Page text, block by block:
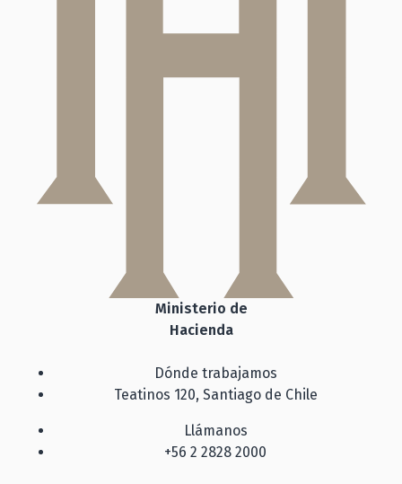
Ministerio de
Hacienda
Dónde trabajamos
Teatinos 120, Santiago de Chile
Llámanos
+56 2 2828 2000